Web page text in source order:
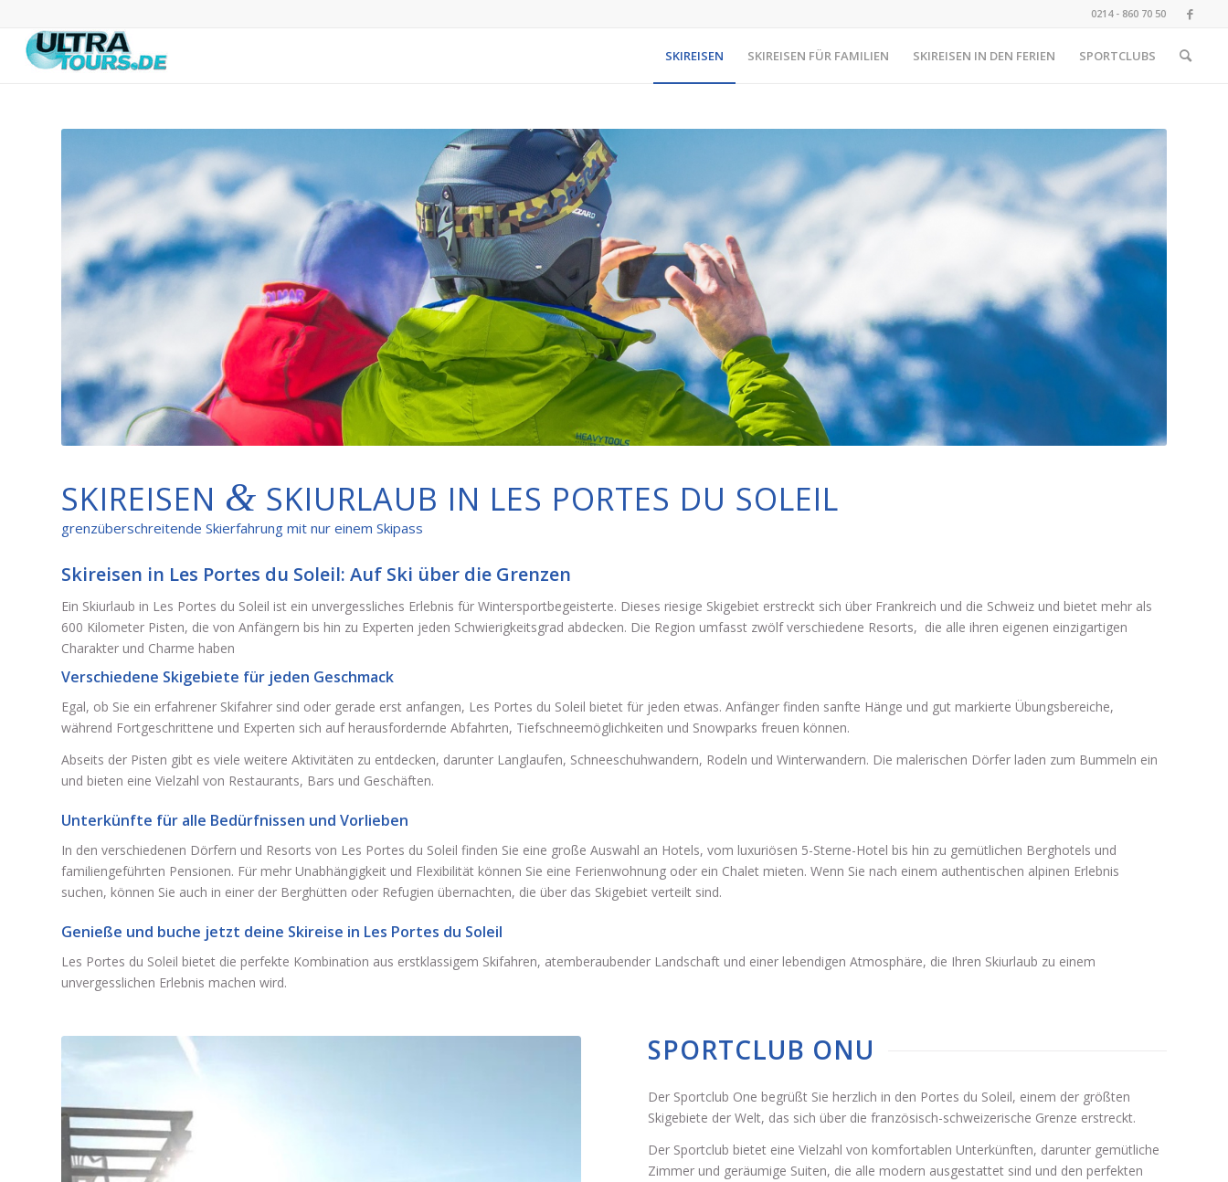
0214 - 860 70 50
SKIREISEN SKIREISEN FÜR FAMILIEN SKIREISEN IN DEN FERIEN SPORTCLUBS
SKIREISEN & SKIURLAUB IN LES PORTES DU SOLEIL
grenzüberschreitende Skierfahrung mit nur einem Skipass
Skireisen in Les Portes du Soleil: Auf Ski über die Grenzen
Ein Skiurlaub in Les Portes du Soleil ist ein unvergessliches Erlebnis für Wintersportbegeisterte. Dieses riesige Skigebiet erstreckt sich über Frankreich und die Schweiz und bietet mehr als
600 Kilometer Pisten, die von Anfängern bis hin zu Experten jeden Schwierigkeitsgrad abdecken. Die Region umfasst zwölf verschiedene Resorts, die alle ihren eigenen einzigartigen
Charakter und Charme haben
Verschiedene Skigebiete für jeden Geschmack
Egal, ob Sie ein erfahrener Skifahrer sind oder gerade erst anfangen, Les Portes du Soleil bietet für jeden etwas. Anfänger finden sanfte Hänge und gut markierte Übungsbereiche,
während Fortgeschrittene und Experten sich auf herausfordernde Abfahrten, Tiefschneemöglichkeiten und Snowparks freuen können.
Abseits der Pisten gibt es viele weitere Aktivitäten zu entdecken, darunter Langlaufen, Schneeschuhwandern, Rodeln und Winterwandern. Die malerischen Dörfer laden zum Bummeln ein
und bieten eine Vielzahl von Restaurants, Bars und Geschäften.
Unterkünfte für alle Bedürfnissen und Vorlieben
In den verschiedenen Dörfern und Resorts von Les Portes du Soleil finden Sie eine große Auswahl an Hotels, vom luxuriösen 5-Sterne-Hotel bis hin zu gemütlichen Berghotels und
familiengeführten Pensionen. Für mehr Unabhängigkeit und Flexibilität können Sie eine Ferienwohnung oder ein Chalet mieten. Wenn Sie nach einem authentischen alpinen Erlebnis
suchen, können Sie auch in einer der Berghütten oder Refugien übernachten, die über das Skigebiet verteilt sind.
Genieße und buche jetzt deine Skireise in Les Portes du Soleil
Les Portes du Soleil bietet die perfekte Kombination aus erstklassigem Skifahren, atemberaubender Landschaft und einer lebendigen Atmosphäre, die Ihren Skiurlaub zu einem
unvergesslichen Erlebnis machen wird.
SPORTCLUB ONU
Der Sportclub One begrüßt Sie herzlich in den Portes du Soleil, einem der größten
Skigebiete der Welt, das sich über die französisch-schweizerische Grenze erstreckt.
Der Sportclub bietet eine Vielzahl von komfortablen Unterkünften, darunter gemütliche
Zimmer und geräumige Suiten, die alle modern ausgestattet sind und den perfekten